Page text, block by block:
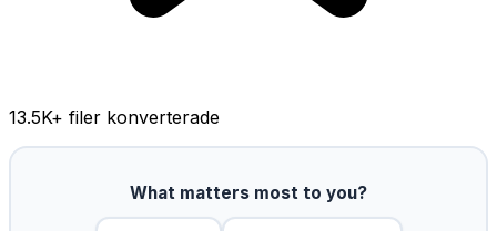
13.5K+ filer konverterade
What matters most to you?